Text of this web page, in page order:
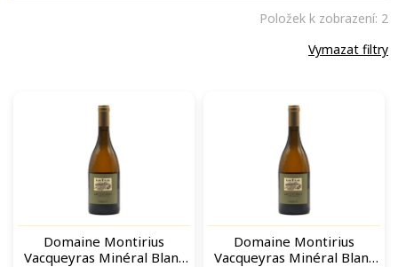
Vymazat filtry
Položek k zobrazení: 2
o
Domaine Montirius
Vacqueyras Minéral Blanc
Domaine Montirius
Vacqueyras Minéral Blanc